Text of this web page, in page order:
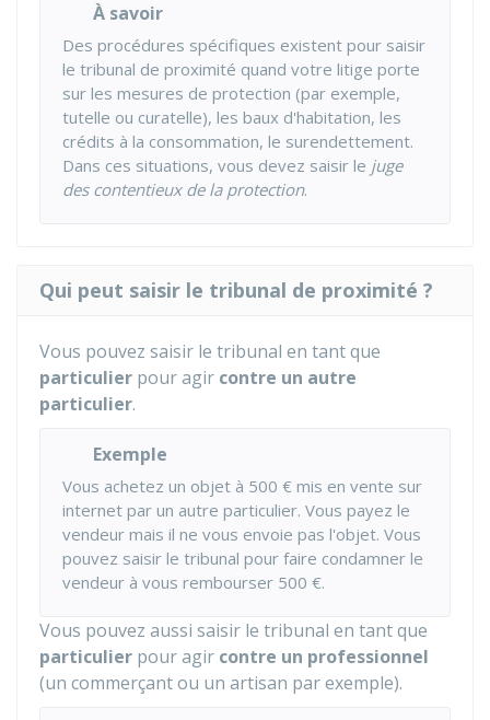
À savoir
Des procédures spécifiques existent pour saisir
le tribunal de proximité quand votre litige porte
sur les mesures de protection (par exemple,
tutelle ou curatelle), les baux d'habitation, les
crédits à la consommation, le surendettement.
Dans ces situations, vous devez saisir le juge
des contentieux de la protection.
Qui peut saisir le tribunal de proximité ?
Vous pouvez saisir le tribunal en tant que
particulier pour agir contre un autre
particulier.
Exemple
Vous achetez un objet à 500 € mis en vente sur
internet par un autre particulier. Vous payez le
vendeur mais il ne vous envoie pas l'objet. Vous
pouvez saisir le tribunal pour faire condamner le
vendeur à vous rembourser 500 €.
Vous pouvez aussi saisir le tribunal en tant que
particulier pour agir contre un professionnel
(un commerçant ou un artisan par exemple).